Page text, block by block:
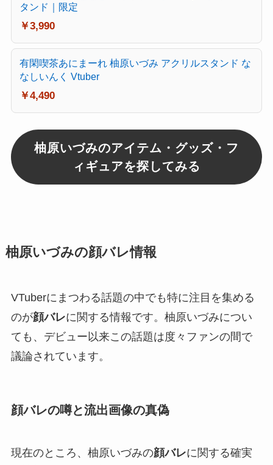
タンド｜限定
￥3,990
有閑喫茶あにまーれ 柚原いづみ アクリルスタンド な
なしいんく Vtuber
￥4,490
柚原いづみのアイテム・グッズ・フ
ィギュアを探してみる
柚原いづみの顔バレ情報
VTuberにまつわる話題の中でも特に注目を集める
のが顔バレに関する情報です。柚原いづみについ
ても、デビュー以来この話題は度々ファンの間で
議論されています。
顔バレの噂と流出画像の真偽
現在のところ、柚原いづみの顔バレに関する確実